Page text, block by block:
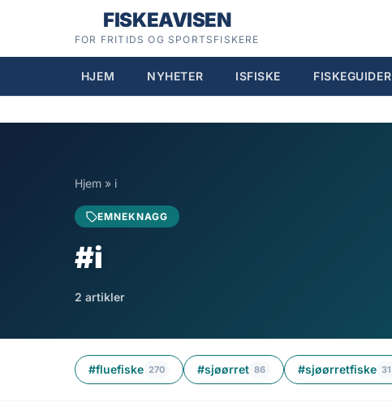
FISKEAVISEN
FOR FRITIDS OG SPORTSFISKERE
HJEM NYHETER ISFISKE FISKEGUIDER
Hjem » i
EMNEKNAGG
#i
2 artikler
#fluefiske 270 #sjøørret 86 #sjøørretfiske 31
7 min lesetid